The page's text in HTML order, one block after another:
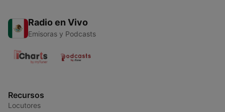
Radio en Vivo
Emisoras y Podcasts
Recursos
Locutores